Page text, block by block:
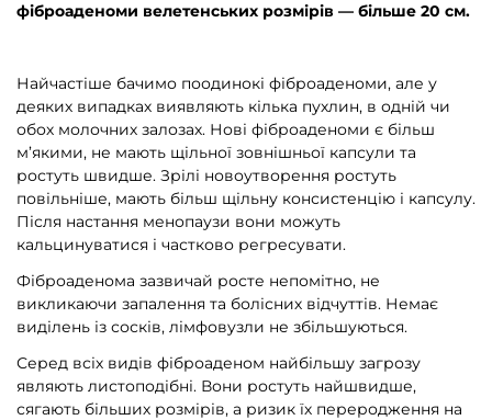
фіброаденоми велетенських розмірів — більше 20 см.
Найчастіше бачимо поодинокі фіброаденоми, але у
деяких випадках виявляють кілька пухлин, в одній чи
обох молочних залозах. Нові фіброаденоми є більш
м’якими, не мають щільної зовнішньої капсули та
ростуть швидше. Зрілі новоутворення ростуть
повільніше, мають більш щільну консистенцію і капсулу.
Після настання менопаузи вони можуть
кальцинуватися і частково регресувати.
Фіброаденома зазвичай росте непомітно, не
викликаючи запалення та болісних відчуттів. Немає
виділень із сосків, лімфовузли не збільшуються.
Серед всіх видів фіброаденом найбільшу загрозу
являють листоподібні. Вони ростуть найшвидше,
сягають більших розмірів, а ризик їх переродження на